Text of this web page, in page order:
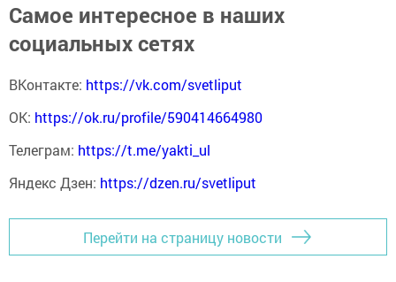
Самое интересное в наших
социальных сетях
ВКонтакте: https://vk.com/svetliput
ОК: https://ok.ru/profile/590414664980
Телеграм: https://t.me/yakti_ul
Яндекс Дзен: https://dzen.ru/svetliput
Перейти на страницу новости